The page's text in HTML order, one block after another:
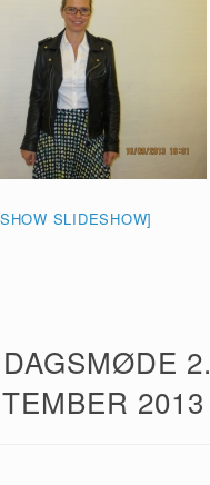
SLIDESHOW]
2.
2013